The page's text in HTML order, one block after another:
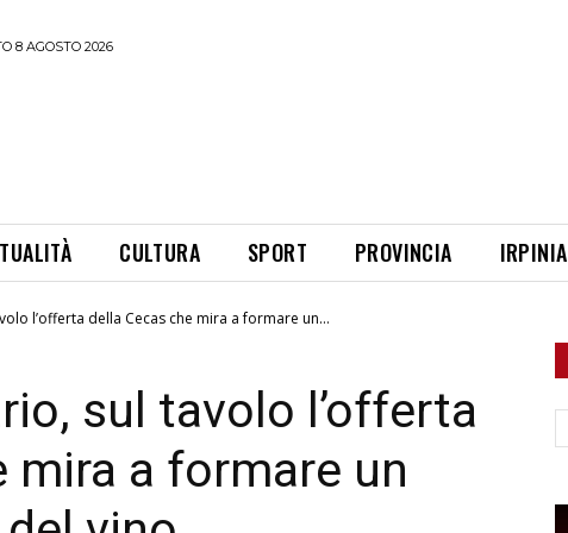
8 AGOSTO 2026
CULTURA SPORT PROVINCIA IRPINIA
l’offerta della Cecas che mira a formare un...
sul tavolo l’offerta
mira a formare un